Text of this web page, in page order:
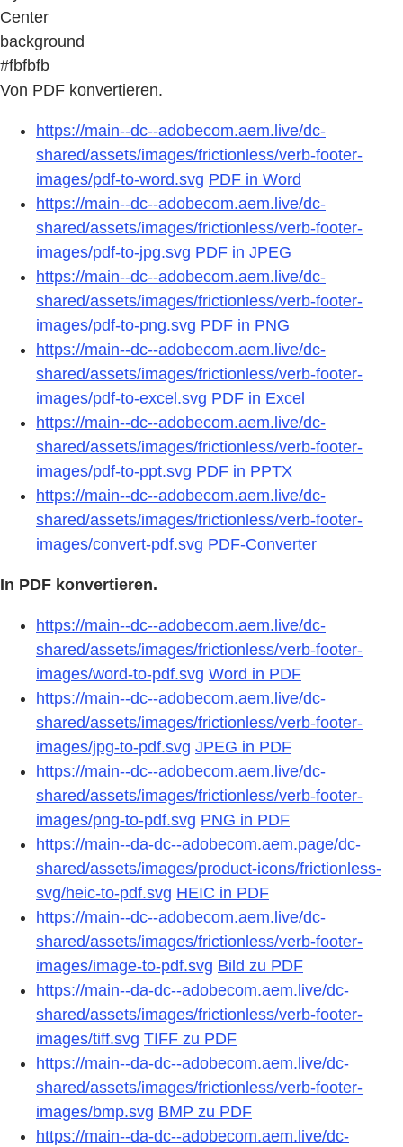
Center
background
#fbfbfb
Von PDF konvertieren.
https://main--dc--adobecom.aem.live/dc-
shared/assets/images/frictionless/verb-footer-
images/pdf-to-word.svg PDF in Word
https://main--dc--adobecom.aem.live/dc-
shared/assets/images/frictionless/verb-footer-
images/pdf-to-jpg.svg PDF in JPEG
https://main--dc--adobecom.aem.live/dc-
shared/assets/images/frictionless/verb-footer-
images/pdf-to-png.svg PDF in PNG
https://main--dc--adobecom.aem.live/dc-
shared/assets/images/frictionless/verb-footer-
images/pdf-to-excel.svg PDF in Excel
https://main--dc--adobecom.aem.live/dc-
shared/assets/images/frictionless/verb-footer-
images/pdf-to-ppt.svg PDF in PPTX
https://main--dc--adobecom.aem.live/dc-
shared/assets/images/frictionless/verb-footer-
images/convert-pdf.svg PDF-Converter
In PDF konvertieren.
https://main--dc--adobecom.aem.live/dc-
shared/assets/images/frictionless/verb-footer-
images/word-to-pdf.svg Word in PDF
https://main--dc--adobecom.aem.live/dc-
shared/assets/images/frictionless/verb-footer-
images/jpg-to-pdf.svg JPEG in PDF
https://main--dc--adobecom.aem.live/dc-
shared/assets/images/frictionless/verb-footer-
images/png-to-pdf.svg PNG in PDF
https://main--da-dc--adobecom.aem.page/dc-
shared/assets/images/product-icons/frictionless-
svg/heic-to-pdf.svg HEIC in PDF
https://main--dc--adobecom.aem.live/dc-
shared/assets/images/frictionless/verb-footer-
images/image-to-pdf.svg Bild zu PDF
https://main--da-dc--adobecom.aem.live/dc-
shared/assets/images/frictionless/verb-footer-
images/tiff.svg TIFF zu PDF
https://main--da-dc--adobecom.aem.live/dc-
shared/assets/images/frictionless/verb-footer-
images/bmp.svg BMP zu PDF
https://main--da-dc--adobecom.aem.live/dc-